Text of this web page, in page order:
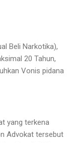
Beli Narkotika),
20 Tahun,
Vonis pidana
yang terkena
Advokat tersebut